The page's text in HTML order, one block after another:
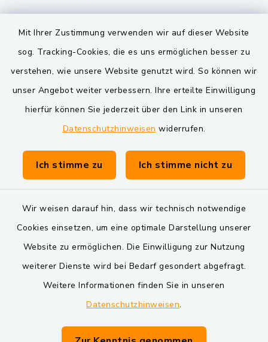
Mit Ihrer Zustimmung verwenden wir auf dieser Website
sog. Tracking-Cookies, die es uns ermöglichen besser zu
verstehen, wie unsere Website genutzt wird. So können wir
unser Angebot weiter verbessern. Ihre erteilte Einwilligung
hierfür können Sie jederzeit über den Link in unseren
Datenschutzhinweisen widerrufen.
Ich stimme zu Ich stimme nicht zu
Wir weisen darauf hin, dass wir technisch notwendige
Cookies einsetzen, um eine optimale Darstellung unserer
Website zu ermöglichen. Die Einwilligung zur Nutzung
weiterer Dienste wird bei Bedarf gesondert abgefragt.
Weitere Informationen finden Sie in unseren
Datenschutzhinweisen.
Landkreis Schwandorf
VG und Gemeinden
Markt Schwarzenfeld
Gemeinde Schwarzach bei Nabburg
Verwaltungsgemeinschaft Schwarzenfeld
Barrierefreiheit